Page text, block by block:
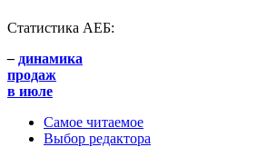
Статистика АЕБ:
– динамика
продаж
в июле
Самое читаемое
Выбор редактора